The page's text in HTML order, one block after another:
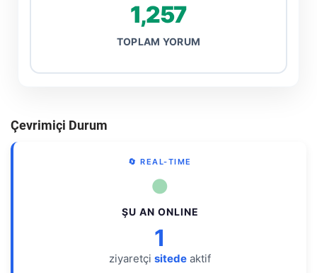
1,257
TOPLAM YORUM
Çevrimiçi Durum
🔄 REAL-TIME
●
ŞU AN ONLINE
1
ziyaretçi sitede aktif